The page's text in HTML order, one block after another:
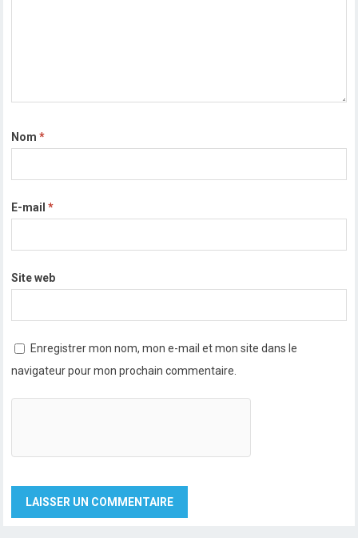
Nom*
E-mail*
Site web
Enregistrer mon nom, mon e-mail et mon site dans le
navigateur pour mon prochain commentaire.